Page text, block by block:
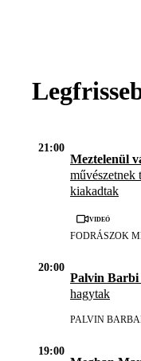
21:00
Meztelenül
művészetnek
kiakadtak
Videó
FODRÁSZOK
20:00
Palvin Barbi
hagytak
PALVIN
19:00